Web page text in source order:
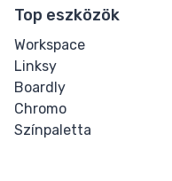
Top eszközök
Workspace
Linksy
Boardly
Chromo
Színpaletta